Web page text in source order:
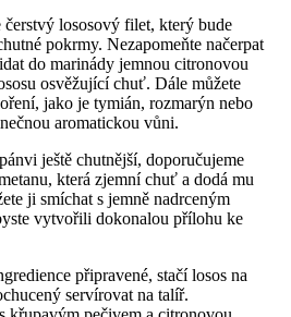
čerstvý lososový filet, který bude
pokrmy. Nezapomeňte načerpat
do marinády jemnou citronovou
osvěžující chuť. Dále můžete
jako je tymián, rozmarýn nebo
aromatickou vůni.
ještě chutnější, doporučujeme
která zjemní chuť a dodá mu
ji smíchat s jemně nadrceným
vytvořili dokonalou přílohu ke
připravené, stačí losos na
servírovat na talíř.